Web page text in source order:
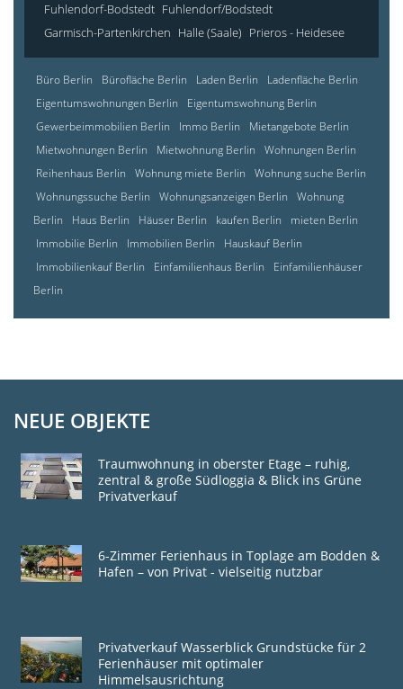
Fuhlendorf-Bodstedt Fuhlendorf/Bodstedt
Garmisch-Partenkirchen Halle (Saale) Prieros - Heidesee
Büro Berlin Bürofläche Berlin Laden Berlin
Ladenfläche Berlin
Eigentumswohnungen Berlin
Eigentumswohnung Berlin
Gewerbeimmobilien Berlin
Immo Berlin
Mietangebote Berlin
Mietwohnungen Berlin
Mietwohnung Berlin
Wohnungen Berlin
Reihenhaus Berlin
Wohnung miete Berlin
Wohnung suche Berlin
Wohnungssuche Berlin
Wohnungsanzeigen Berlin
Wohnung
Berlin
Haus Berlin Häuser Berlin kaufen Berlin
mieten Berlin
Immobilie Berlin
Immobilien Berlin
Hauskauf Berlin
Immobilienkauf Berlin
Einfamilienhaus Berlin
Einfamilienhäuser
Berlin
NEUE OBJEKTE
Traumwohnung in oberster Etage – ruhig,
zentral & große Südloggia & Blick ins Grüne
Privatverkauf
6-Zimmer Ferienhaus in Toplage am Bodden &
Hafen – von Privat - vielseitig nutzbar
Privatverkauf Wasserblick Grundstücke für 2
Ferienhäuser mit optimaler
Himmelsausrichtung